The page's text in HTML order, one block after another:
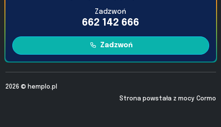
Zadzwoń
662 142 666
Zadzwoń
2026 © hemplo.pl
Strona powstała z mocy Cormo